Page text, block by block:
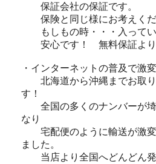
保証会社の保証です。
保険と同じ様にお考えくだ
もしもの時・・・入ってい
安心です！ 無料保証より
・インターネットの普及で激
北海道から沖縄までお取り
す！
全国の多くのナンバーが埼
なり
宅配便のように輸送が激変
ました。
当店より全国へどんどん発